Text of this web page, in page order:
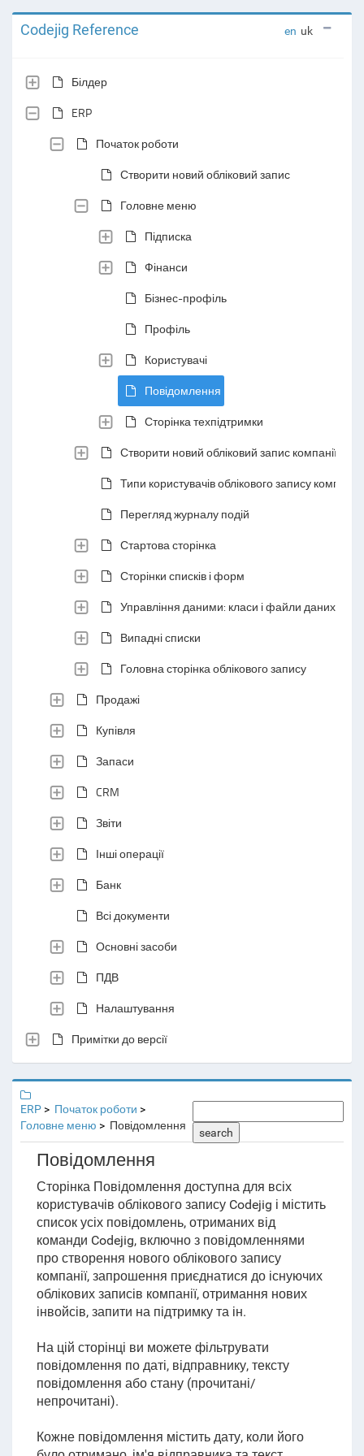
Codejig Reference en uk
Білдер
ERP
Початок роботи
Створити новий обліковий запис
Головне меню
Підписка
Фінанси
Бізнес-профіль
Профіль
Користувачі
Повідомлення
Сторінка техпідтримки
Створити новий обліковий запис компанії
Типи користувачів облікового запису компанії
Перегляд журналу подій
Стартова сторінка
Сторінки списків і форм
Управління даними: класи і файли даних
Випадні списки
Головна сторінка облікового запису
Продажі
Купівля
Запаси
CRM
Звіти
Інші операції
Банк
Всі документи
Основні засоби
ПДВ
Налаштування
Примітки до версії
ERP
Початок роботи
Головне меню
Повідомлення
search
Повідомлення
Сторінка Повідомлення доступна для всіх
користувачів облікового запису Codejig і містить
список усіх повідомлень, отриманих від
команди Codejig, включно з повідомленнями
про створення нового облікового запису
компанії, запрошення приєднатися до існуючих
облікових записів компанії, отримання нових
інвойсів, запити на підтримку та ін.
На цій сторінці ви можете фільтрувати
повідомлення по даті, відправнику, тексту
повідомлення або стану (прочитані/
непрочитані).
Кожне повідомлення містить дату, коли його